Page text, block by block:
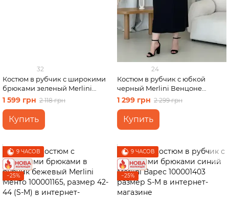
32
Костюм в рубчик с широкими
брюками зеленый Merlini
Варес 100001405 размер 2XL-
1 599 грн 2 118 грн
Купить
24
Костюм в рубчик с юбкой
черный Merlini Венцоне
100001501 размер 2XL-3XL
1 299 грн 2 299 грн
Купить
9 ЧАСОВ
−25%
9 ЧАСОВ
−25%